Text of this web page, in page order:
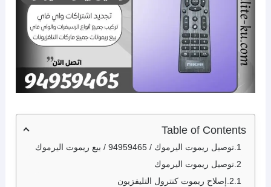
Table of Contents
توصيل ريموت اليرموك / 94959465 / بيع ريموت اليرموك
توصيل ريموت اليرموك
إصلاح ريموت كنترول التليفزيون